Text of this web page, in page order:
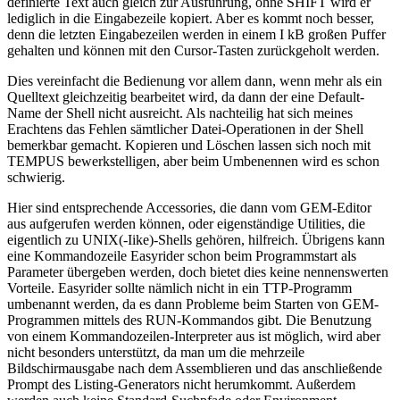
lediglich in die Eingabezeile kopiert. Aber es kommt noch besser,
denn die letzten Eingabezeilen werden in einem I kB großen Puffer
gehalten und können mit den Cursor-Tasten zurückgeholt werden.
Dies vereinfacht die Bedienung vor allem dann, wenn mehr als ein
Quelltext gleichzeitig bearbeitet wird, da dann der eine Default-
Name der Shell nicht ausreicht. Als nachteilig hat sich meines
Erachtens das Fehlen sämtlicher Datei-Operationen in der Shell
bemerkbar gemacht. Kopieren und Löschen lassen sich noch mit
TEMPUS bewerkstelligen, aber beim Umbenennen wird es schon
schwierig.
Hier sind entsprechende Accessories, die dann vom GEM-Editor
aus aufgerufen werden können, oder eigenständige Utilities, die
eigentlich zu UNIX(-Iike)-Shells gehören, hilfreich. Übrigens kann
eine Kommandozeile Easyrider schon beim Programmstart als
Parameter übergeben werden, doch bietet dies keine nennenswerten
Vorteile. Easyrider sollte nämlich nicht in ein TTP-Programm
umbenannt werden, da es dann Probleme beim Starten von GEM-
Programmen mittels des RUN-Kommandos gibt. Die Benutzung
von einem Kommandozeilen-Interpreter aus ist möglich, wird aber
nicht besonders unterstützt, da man um die mehrzeile
Bildschirmausgabe nach dem Assemblieren und das anschließende
Prompt des Listing-Generators nicht herumkommt. Außerdem